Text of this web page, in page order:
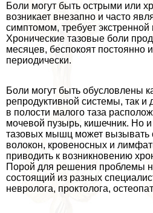
Боли могут быть острыми или
возникает внезапно и часто
симптомом, требует
Хронические тазовые боли
месяцев, беспокоят постоянно
периодически.
Боли могут быть обусловлены
репродуктивной системы, так
в полости малого таза
мочевой пузырь, кишечник. Но
тазовых мышц может вызывать
волокон, кровеносных и
приводить к возникновению
Порой для решения проблемы
состоящий из разных
невролога, проктолога,